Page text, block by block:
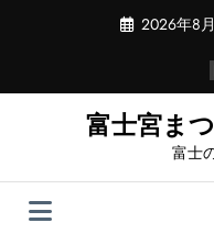
ツ
2026年8
富士宮ま
富士